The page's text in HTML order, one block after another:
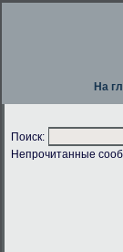
На
Поиск:
Непрочитанные